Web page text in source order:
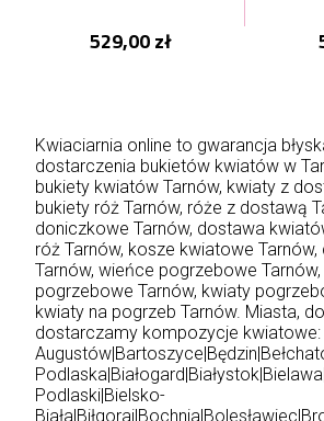
529,00 zł
Kwiaciarnia online to gwarancja
dostarczenia bukietów kwiatów w
bukiety kwiatów Tarnów, kwiaty z
bukiety róż Tarnów, róże z dostawą
doniczkowe Tarnów, dostawa
róż Tarnów, kosze kwiatowe
Tarnów, wieńce pogrzebowe
pogrzebowe Tarnów, kwiaty
kwiaty na pogrzeb Tarnów. Miasta,
dostarczamy kompozycje kwiatowe:
Augustów|Bartoszyce|Będzin|
Podlaska|Białogard|Białystok|Bielawa
Podlaski|Bielsko-
Biała|Biłgoraj|Bochnia|Bolesławiec|